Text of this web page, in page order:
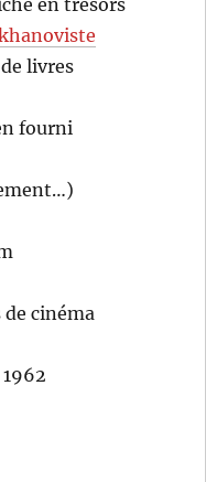
livres
fourni
cinéma